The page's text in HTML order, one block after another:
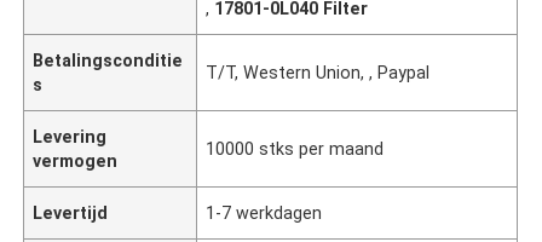
, 17801-0L040 Filter
Betalingsconditie
s
T/T, Western Union, , Paypal
Levering
vermogen
10000 stks per maand
Levertijd 1-7 werkdagen